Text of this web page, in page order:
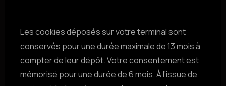
Les cookies déposés sur votre terminal sont
conservés pour une durée maximale de 13 mois à
compter de leur dépôt. Votre consentement est
mémorisé pour une durée de 6 mois. À l’issue de